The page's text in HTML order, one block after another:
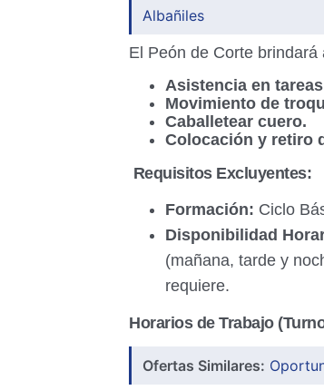
Albañiles
El Peón de Corte
Asistencia en
Movimiento de
Caballetear cuero.
Colocación y retiro
Requisitos Excluyentes:
Formación: Ciclo
Disponibilidad
(mañana, tarde y
requiere.
Horarios de Trabajo
Ofertas Similares: